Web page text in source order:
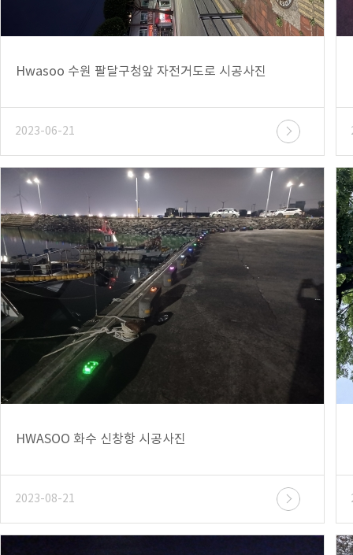
Hwasoo 수원 팔달구청앞 자전거도로 시공사진
2023-06-21
HWASOO 화수 신창항 시공사진
2023-08-21